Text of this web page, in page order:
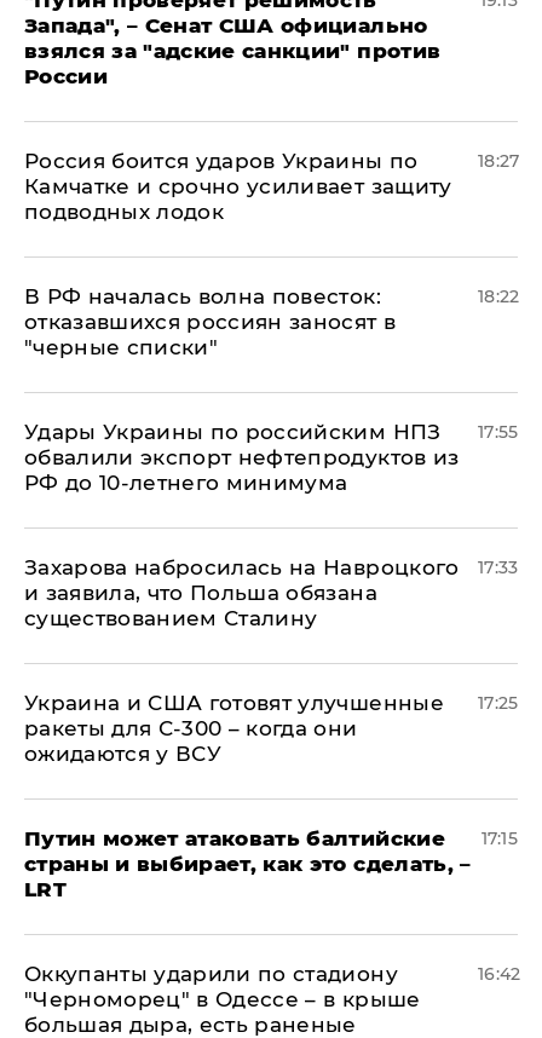
Запада", – Сенат США официально
взялся за "адские санкции" против
России
Россия боится ударов Украины по
Камчатке и срочно усиливает защиту
подводных лодок
18:27
​В РФ началась волна повесток:
отказавшихся россиян заносят в
"черные списки"
18:22
Удары Украины по российским НПЗ
обвалили экспорт нефтепродуктов из
РФ до 10-летнего минимума
17:55
​Захарова набросилась на Навроцкого
и заявила, что Польша обязана
существованием Сталину
17:33
Украина и США готовят улучшенные
ракеты для С-300 – когда они
ожидаются у ВСУ
17:25
Путин может атаковать балтийские
страны и выбирает, как это сделать, –
LRT
17:15
Оккупанты ударили по стадиону
"Черноморец" в Одессе – в крыше
большая дыра, есть раненые
16:42